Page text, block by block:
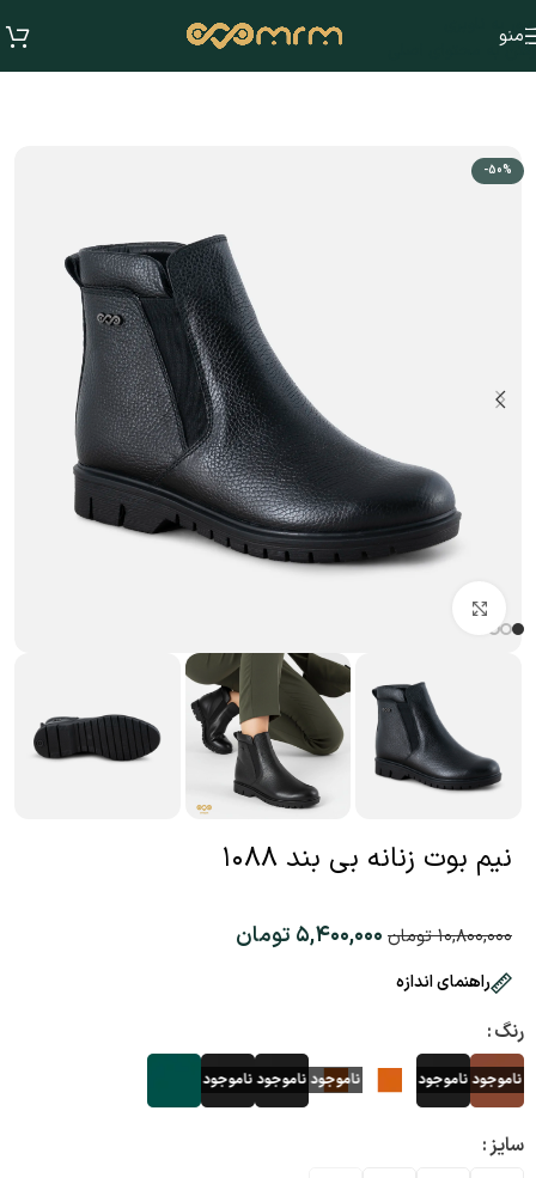
عبور به ناوبری
رفتن به محتوای اصلی
منو
-50%
نیم بوت زنانه بی بند ۱۰۸۸
۱۰,۸۰۰,۰۰۰ تومان ۵,۴۰۰,۰۰۰ تومان
راهنمای اندازه
رنگ
سایز